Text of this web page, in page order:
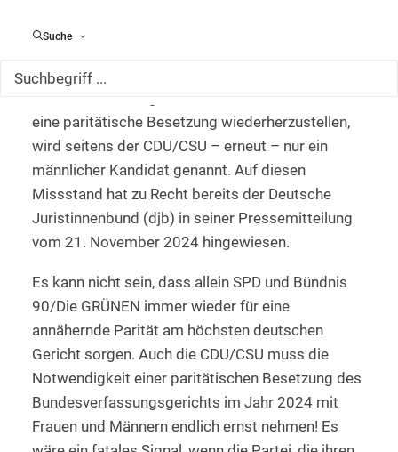
Suche
Bundesverfassungsgerichts beendet. Anstatt bei
des Richters des Bundesverfassungsgerichts
eine paritätische Besetzung wiederherzustellen,
wird seitens der CDU/CSU – erneut – nur ein
männlicher Kandidat genannt. Auf diesen
Missstand hat zu Recht bereits der Deutsche
Juristinnenbund (djb) in seiner Pressemitteilung
vom 21. November 2024 hingewiesen.
Es kann nicht sein, dass allein SPD und Bündnis
90/Die GRÜNEN immer wieder für eine
annähernde Parität am höchsten deutschen
Gericht sorgen. Auch die CDU/CSU muss die
Notwendigkeit einer paritätischen Besetzung des
Bundesverfassungsgerichts im Jahr 2024 mit
Frauen und Männern endlich ernst nehmen! Es